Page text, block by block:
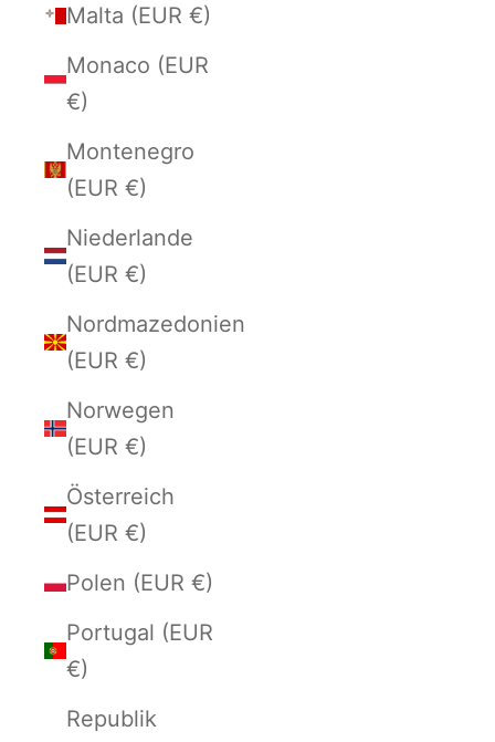
Malta (EUR €)
Monaco (EUR
€)
Montenegro
(EUR €)
Niederlande
(EUR €)
Nordmazedonien
(EUR €)
Norwegen
(EUR €)
Österreich
(EUR €)
Polen (EUR €)
Portugal (EUR
€)
Republik